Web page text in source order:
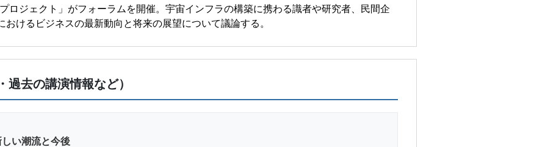
ロジェクト」がフォーラムを開催。宇宙インフラの構築に携わる識者や研究者、民間企
けるビジネスの最新動向と将来の展望について議論する。
去の講演情報など）
い潮流と今後